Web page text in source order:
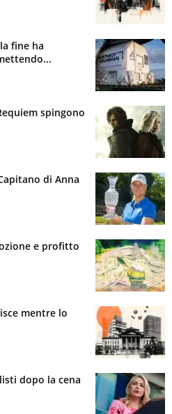
fine ha
spingono
di Anna
e profitto
mentre lo
dopo la cena